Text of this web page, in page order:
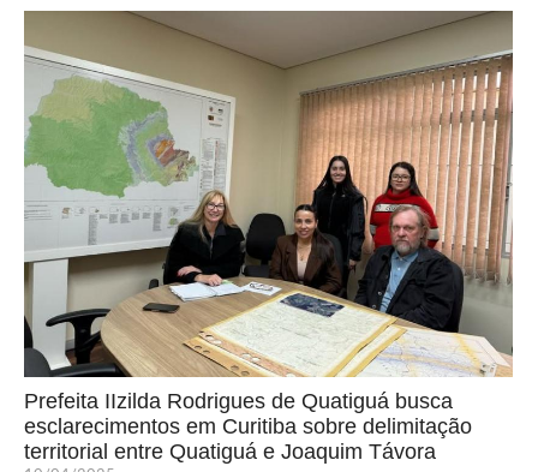
Prefeita IIzilda Rodrigues de Quatiguá busca
esclarecimentos em Curitiba sobre delimitação
territorial entre Quatiguá e Joaquim Távora